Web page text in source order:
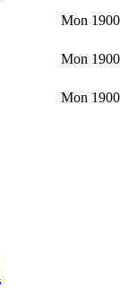
Mon
Mon
Mon